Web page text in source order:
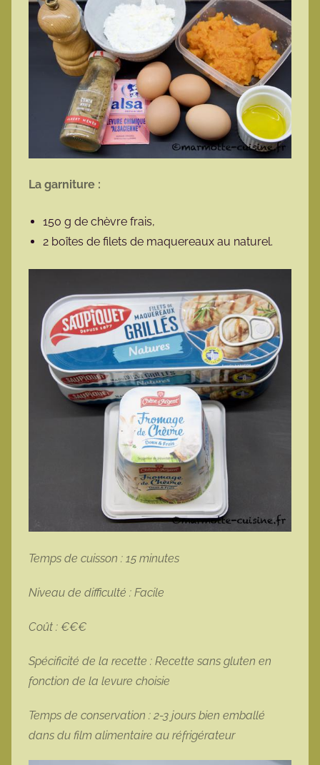
La garniture :
150 g de chèvre frais,
2 boîtes de filets de maquereaux au naturel.
Temps de cuisson : 15 minutes
Niveau de difficulté : Facile
Coût : €€€
Spécificité de la recette : Recette sans gluten en
fonction de la levure choisie
Temps de conservation : 2-3 jours bien emballé
dans du film alimentaire au réfrigérateur